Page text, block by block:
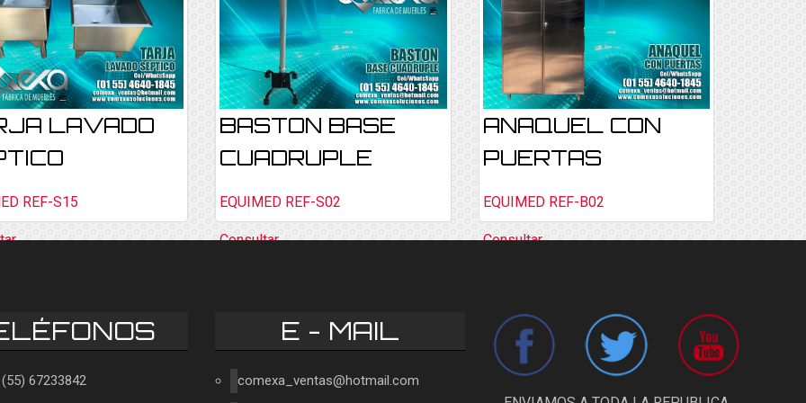
LAVADO
REF-S15
BASTON BASE
CUADRUPLE
EQUIMED REF-S02
Consultar
ANAQUEL CON
PUERTAS
EQUIMED REF-B02
Consultar
67233842
E - MAIL
comexa_ventas@hotmail.com